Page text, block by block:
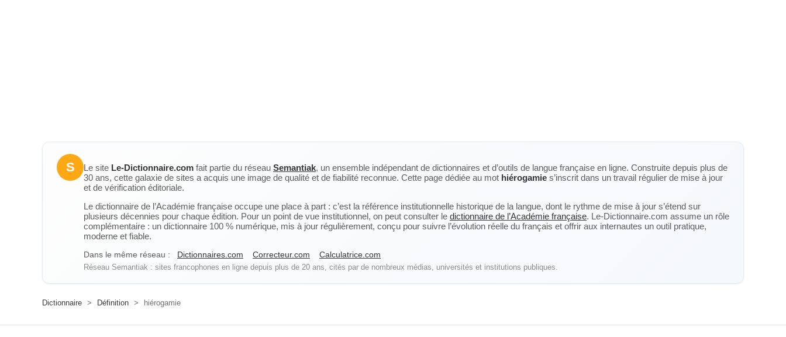
S Le site Le-Dictionnaire.com fait partie du réseau Semantiak, un ensemble indépendant de dictionnaires et d’outils de langue française en ligne. Construite depuis plus de
30 ans, cette galaxie de sites a acquis une image de qualité et de fiabilité reconnue. Cette page dédiée au mot hiérogamie s’inscrit dans un travail régulier de mise à jour
et de vérification éditoriale.
Le dictionnaire de l’Académie française occupe une place à part : c’est la référence institutionnelle historique de la langue, dont le rythme de mise à jour s’étend sur
plusieurs décennies pour chaque édition. Pour un point de vue institutionnel, on peut consulter le dictionnaire de l’Académie française. Le-Dictionnaire.com assume un rôle
complémentaire : un dictionnaire 100 % numérique, mis à jour régulièrement, conçu pour suivre l’évolution réelle du français et offrir aux internautes un outil pratique,
moderne et fiable.
Dans le même réseau : Dictionnaires.com Correcteur.com Calculatrice.com
Réseau Semantiak : sites francophones en ligne depuis plus de 20 ans, cités par de nombreux médias, universités et institutions publiques.
Dictionnaire > Définition > hiérogamie